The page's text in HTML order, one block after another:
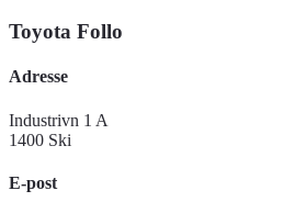
Toyota Follo
Adresse
Industrivn 1 A
1400 Ski
E-post